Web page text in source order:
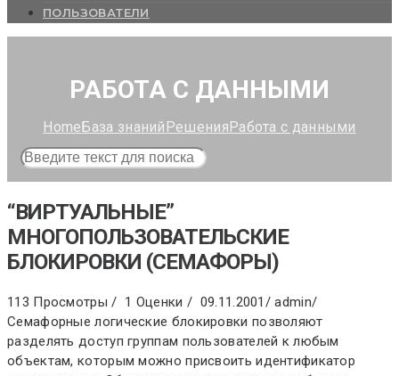
ПОЛЬЗОВАТЕЛИ
РАБОТА С ДАННЫМИ
HomeБаза знаний РешенияРабота с данными
“ВИРТУАЛЬНЫЕ”
МНОГОПОЛЬЗОВАТЕЛЬСКИЕ
БЛОКИРОВКИ (СЕМАФОРЫ)
113 Просмотры / 1 Оценки / 09.11.2001 / admin/
Семафорные логические блокировки позволяют
разделять доступ группам пользователей к любым
объектам, которым можно присвоить идентификатор